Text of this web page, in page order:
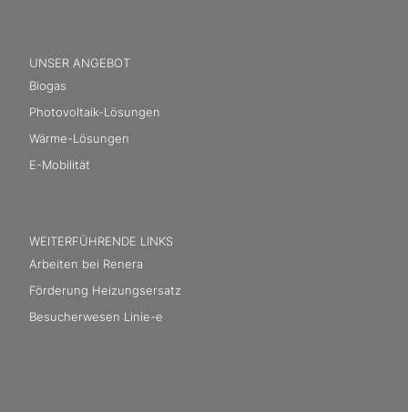
UNSER ANGEBOT
Biogas
Photovoltaik-Lösungen
Wärme-Lösungen
E-Mobilität
WEITERFÜHRENDE LINKS
Arbeiten bei Renera
Förderung Heizungsersatz
Besucherwesen Linie-e